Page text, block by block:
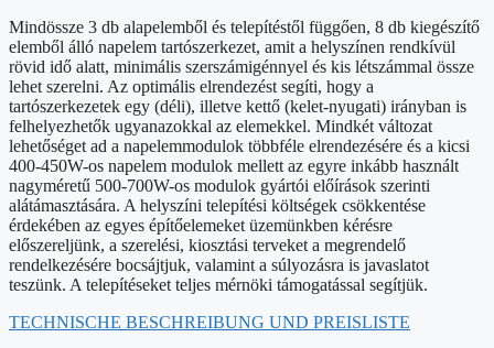
Mindössze 3 db alapelemből és telepítéstől függően, 8 db kiegészítő
elemből álló napelem tartószerkezet, amit a helyszínen rendkívül
rövid idő alatt, minimális szerszámigénnyel és kis létszámmal össze
lehet szerelni. Az optimális elrendezést segíti, hogy a
tartószerkezetek egy (déli), illetve kettő (kelet-nyugati) irányban is
felhelyezhetők ugyanazokkal az elemekkel. Mindkét változat
lehetőséget ad a napelemmodulok többféle elrendezésére és a kicsi
400-450W-os napelem modulok mellett az egyre inkább használt
nagyméretű 500-700W-os modulok gyártói előírások szerinti
alátámasztására. A helyszíni telepítési költségek csökkentése
érdekében az egyes építőelemeket üzemünkben kérésre
előszereljünk, a szerelési, kiosztási terveket a megrendelő
rendelkezésére bocsájtjuk, valamint a súlyozásra is javaslatot
teszünk. A telepítéseket teljes mérnöki támogatással segítjük.
TECHNISCHE BESCHREIBUNG UND PREISLISTE